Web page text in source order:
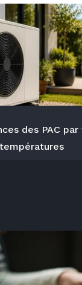
des PAC
températures